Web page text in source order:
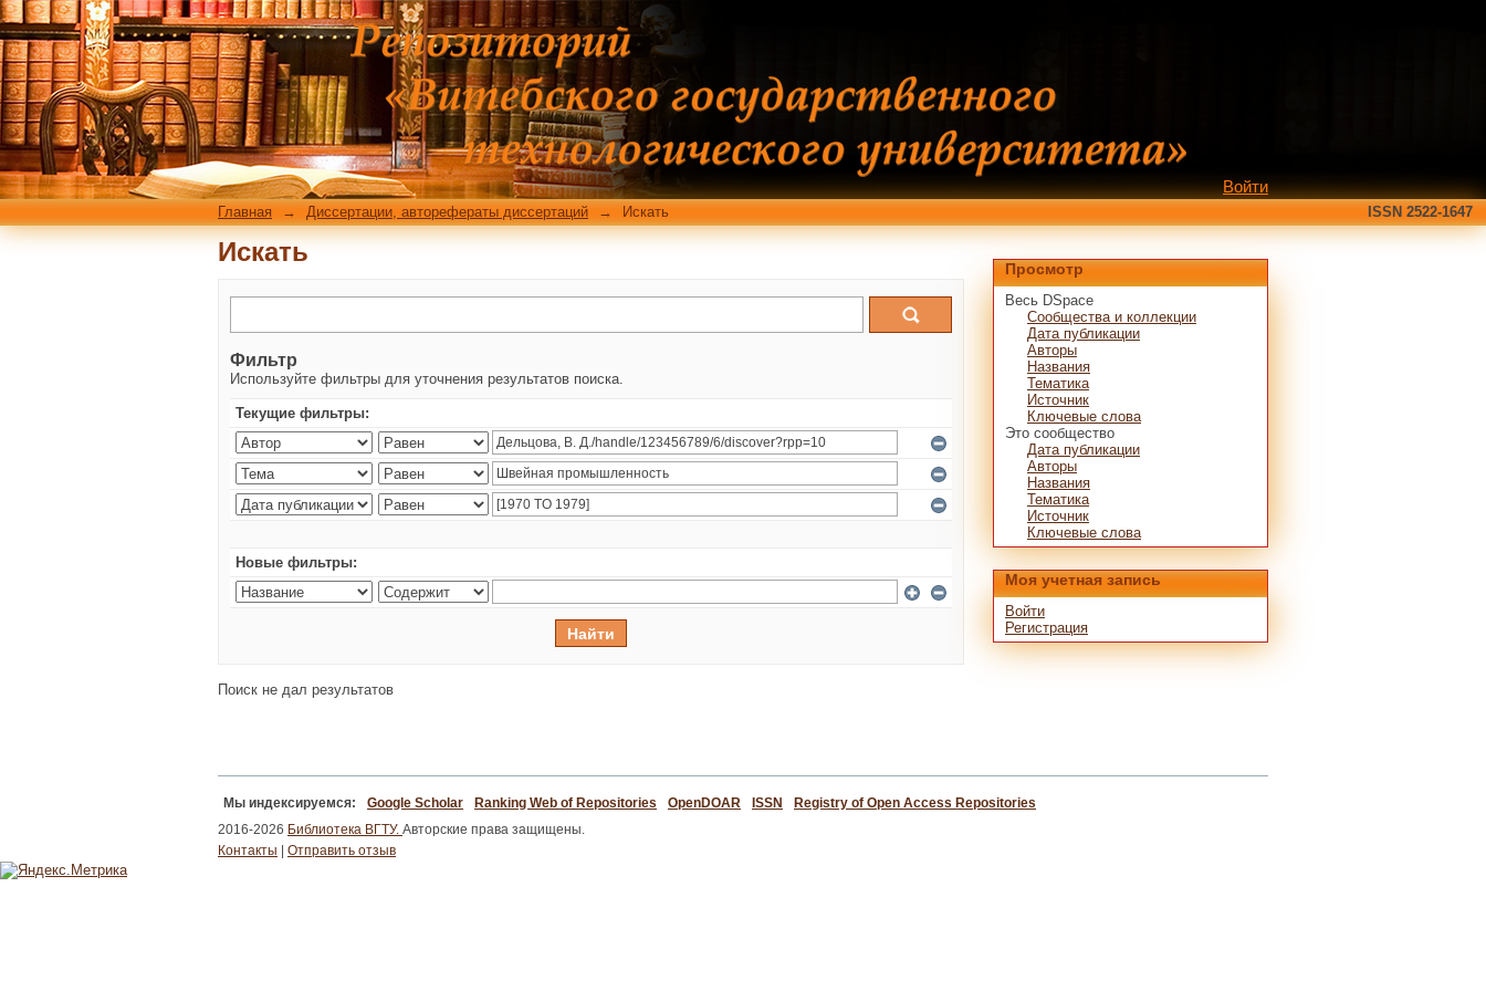
Искать
Войти
Главная → Диссертации, авторефераты диссертаций → Искать ISSN 2522-1647
Искать
Фильтр
Используйте фильтры для уточнения результатов поиска.
Текущие фильтры:
Новые фильтры:
Поиск не дал результатов
Просмотр
Весь DSpace
Сообщества и коллекции
Дата публикации
Авторы
Названия
Тематика
Источник
Ключевые слова
Это сообщество
Дата публикации
Авторы
Названия
Тематика
Источник
Ключевые слова
Моя учетная запись
Войти
Регистрация
Мы индексируемся: Google Scholar Ranking Web of Repositories OpenDOAR ISSN
Registry of Open Access Repositories
2016-2026 Библиотека ВГТУ. Авторские права защищены.
Контакты
Отправить отзыв